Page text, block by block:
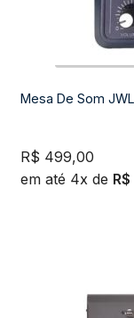
Mesa De Som
R$ 499,00
em até 4x de R$